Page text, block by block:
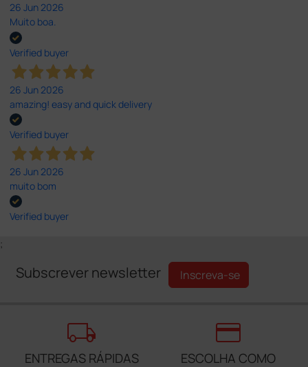
26 Jun 2026
Muito boa.
Verified buyer
26 Jun 2026
amazing! easy and quick delivery
Verified buyer
26 Jun 2026
muito bom
Verified buyer
;
Subscrever newsletter Inscreva-se
local_shipping
ENTREGAS RÁPIDAS
credit_card
ESCOLHA COMO